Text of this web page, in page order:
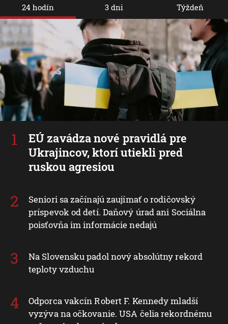
24 hodín
EÚ zavádza nové pravidlá pre
Ukrajincov, ktorí utiekli pred
ruskou agresiou
Seniori sa začínajú zaujímať o rodičovský
príspevok od detí. Daňový úrad ani Sociálna
poisťovňa im informácie nedajú
Na Slovensku padol nový absolútny rekord
teploty vzduchu
Odporca vakcín Robert F. Kennedy mladší
vyzýva na očkovanie. USA čelia rekordnému
3 dni Týždeň